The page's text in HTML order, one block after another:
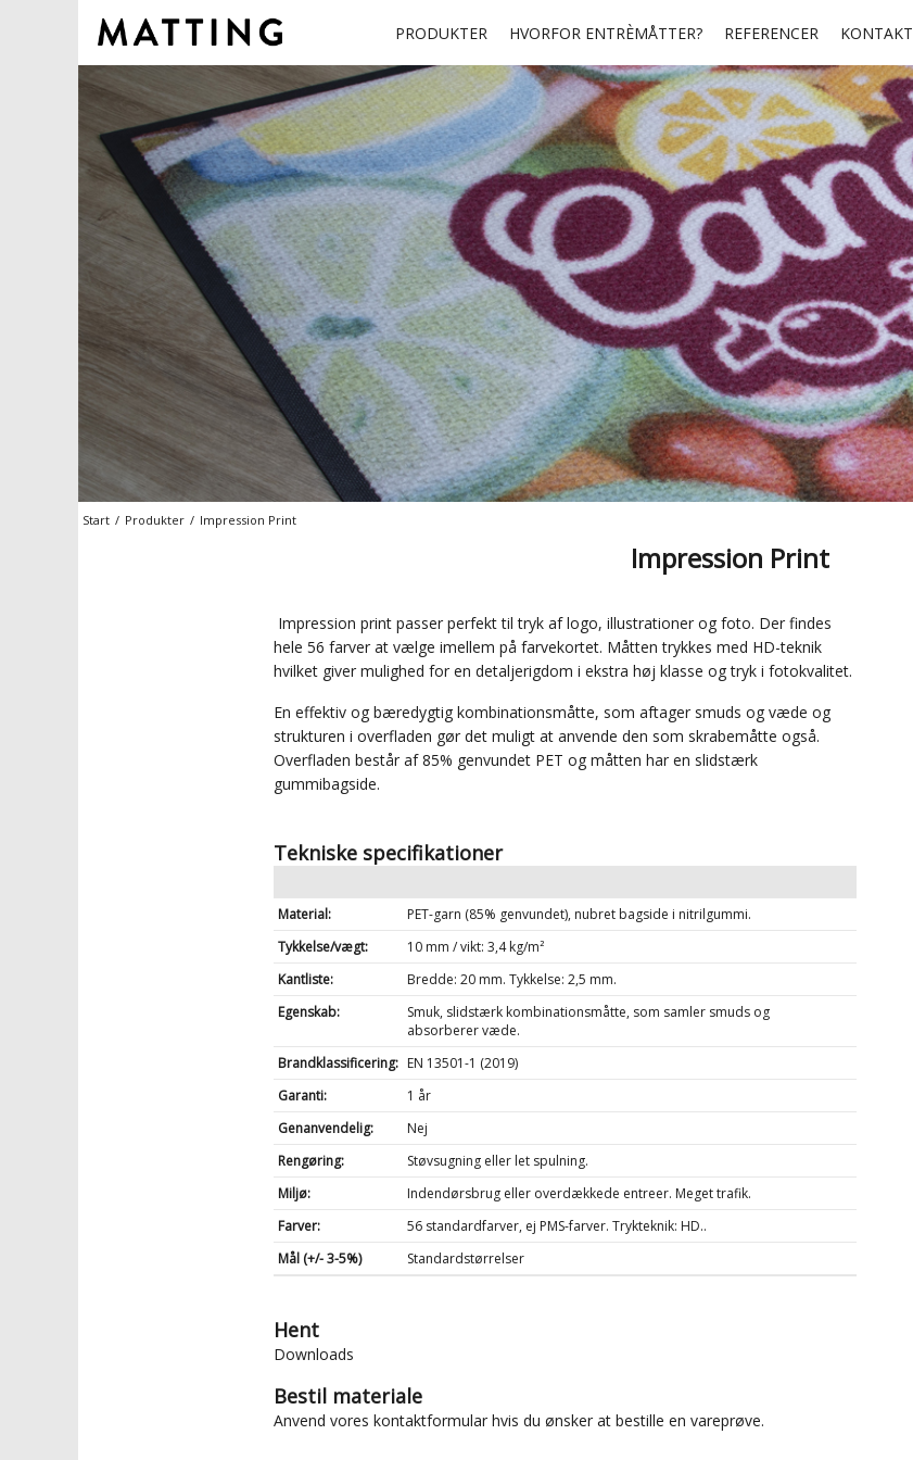
PRODUKTER HVORFOR ENTRÈMÅTTER? REFERENCER KONTAKT
Start / Produkter / Impression Print
Impression Print
Impression print passer perfekt til tryk af logo, illustrationer og foto. Der findes
hele 56 farver at vælge imellem på farvekortet. Måtten trykkes med HD-teknik
hvilket giver mulighed for en detaljerigdom i ekstra høj klasse og tryk i fotokvalitet.
En effektiv og bæredygtig kombinationsmåtte, som aftager smuds og væde og
strukturen i overfladen gør det muligt at anvende den som skrabemåtte også.
Overfladen består af 85% genvundet PET og måtten har en slidstærk
gummibagside.
Tekniske specifikationer
Material:
PET-garn (85% genvundet), nubret bagside i nitrilgummi.
Tykkelse/vægt:
10 mm / vikt: 3,4 kg/m²
Kantliste:
Bredde: 20 mm. Tykkelse: 2,5 mm.
Egenskab:
Smuk, slidstærk kombinationsmåtte, som samler smuds og
absorberer væde.
Brandklassificering: EN 13501-1 (2019)
Garanti:
1 år
Genanvendelig:
Nej
Rengøring:
Støvsugning eller let spulning.
Miljø:
Indendørsbrug eller overdækkede entreer. Meget trafik.
Farver:
56 standardfarver, ej PMS-farver. Trykteknik: HD..
Mål (+/- 3-5%)
Standardstørrelser
Hent
Downloads
Bestil materiale
Anvend vores kontaktformular hvis du ønsker at bestille en vareprøve.